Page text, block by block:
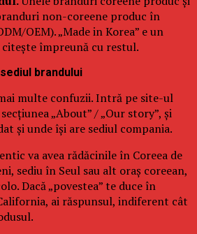
non-coreene produc în
OEM). „Made in Korea” e un
împreună cu restul.
brandului
multe confuzii. Intră pe site-ul
„About” / „Our story”, și
și unde își are sediul compania.
va avea rădăcinile în Coreea de
sediu în Seul sau alt oraș coreean,
Dacă „povestea” te duce în
ai răspunsul, indiferent cât